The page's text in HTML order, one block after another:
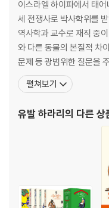
6장. 육체, 억압하는 정신에
사고하기 시작한 육체 | 감
들다 |
육체의 감각이 이끌어낸 낭
전쟁기계에서 생각하는 군
제4부. 육체의 눈으로 전쟁
8장. 낭만주의 전쟁 회고록
낭만주의는 전쟁 경험을 어
신경학 언어의 일상화 | 고
9장. 전쟁의 핵심 경험
전쟁 문화의 거대담론을 형
이스라엘 하이파에서 태
세 전쟁사로 박사학위를
역사학과 교수로 재직 중
와 다른 동물의 본질적 차
문제 등 광범위한 질문을
12년에 ‘인문학 분야 창의
고, 2011년 군대 역사에 관
보스에서 열린 세계경제포
펼쳐보기
유발 하라리 의 다른 상